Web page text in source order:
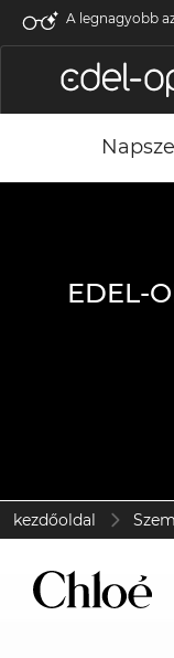
A legnagyobb
EDEL-
kezdőoldal